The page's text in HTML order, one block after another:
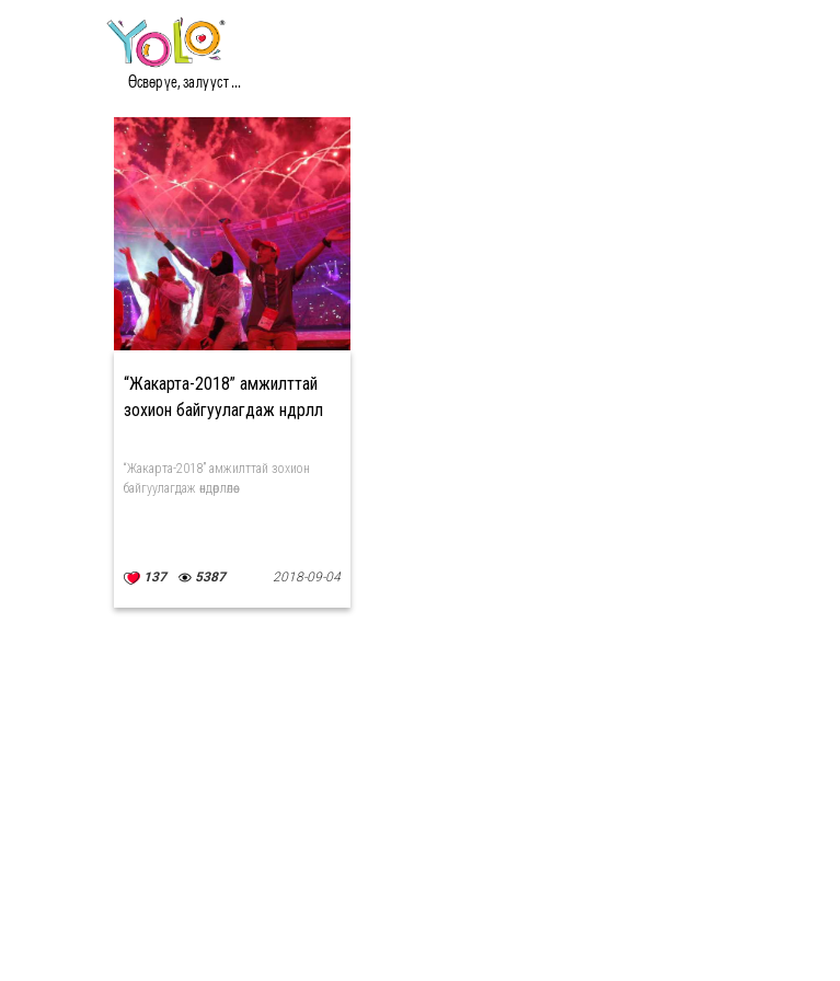
Өсвөр үе, залууст ...#JAKARTA2018 МЭДЭЭ
“Жакарта-2018” амжилттай
зохион байгуулагдаж өндөрлөлөө
“Жакарта-2018” амжилттай зохион
байгуулагдаж өндөрлөлөө
137 5387 2018-09-04